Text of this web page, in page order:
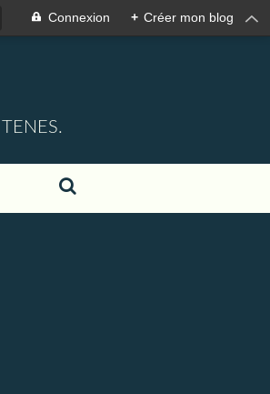
Connexion + Créer mon blog